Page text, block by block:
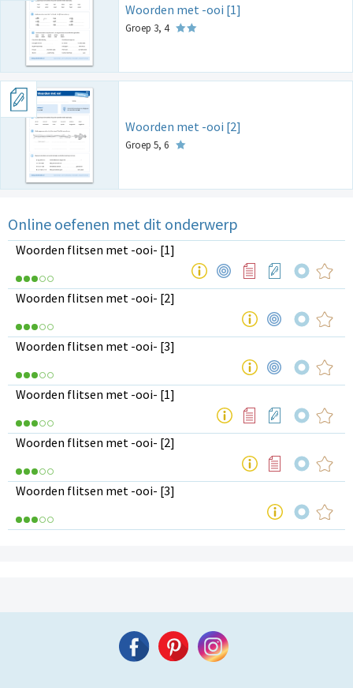
Woorden met -ooi [1]
Groep 3, 4
Woorden met -ooi [2]
Groep 5, 6
Online oefenen met dit onderwerp
Woorden flitsen met -ooi- [1]
Woorden flitsen met -ooi- [2]
Woorden flitsen met -ooi- [3]
Woorden flitsen met -ooi- [1]
Woorden flitsen met -ooi- [2]
Woorden flitsen met -ooi- [3]